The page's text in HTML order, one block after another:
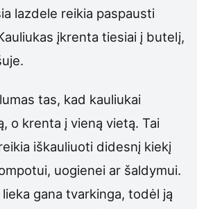
lazdele reikia paspausti
įkrenta tiesiai į butelį,
tas, kad kauliukai
o krenta į vieną vietą. Tai
iškauliuoti didesnį kiekį
uogienei ar šaldymui.
gana tvarkinga, todėl ją